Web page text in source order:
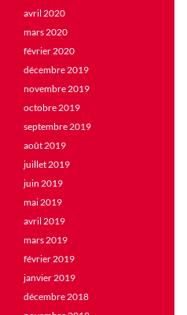
avril 2020
mars 2020
février 2020
décembre 2019
novembre 2019
octobre 2019
septembre 2019
août 2019
juillet 2019
juin 2019
mai 2019
avril 2019
mars 2019
février 2019
janvier 2019
décembre 2018